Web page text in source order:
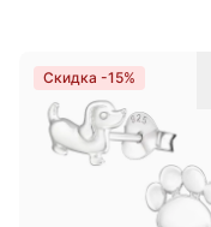
Скидка -15%